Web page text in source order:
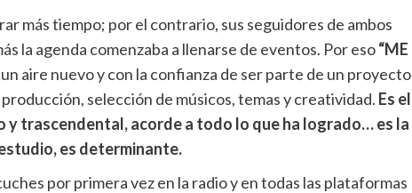
más tiempo; por el contrario, sus seguidores de ambos
la agenda comenzaba a llenarse de eventos. Por eso“ME
aire nuevo y con la confianza de ser parte de un proyecto
selección de músicos, temas y creatividad. Es el
y trascendental, acorde a todo lo que ha logrado… es la
es determinante.
por primera vez en la radio y en todas las plataformas